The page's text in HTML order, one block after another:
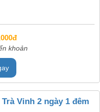
khoản
Vinh 2 ngày 1 đêm